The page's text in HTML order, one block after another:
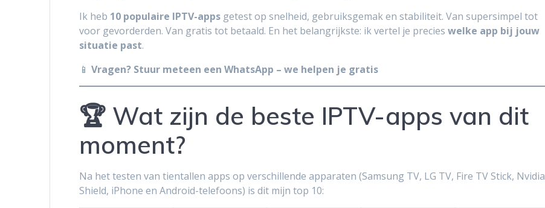
Ik heb 10 populaire IPTV-apps getest op snelheid, gebruiksgemak en stabiliteit. Van supersimpel tot
voor gevorderden. Van gratis tot betaald. En het belangrijkste: ik vertel je precieswelke app bij jouw
situatie past.
📱Vragen? Stuur meteen een WhatsApp – we helpen je gratis
🏆 Wat zijn de beste IPTV-apps van dit
moment?
Na het testen van tientallen apps op verschillende apparaten (Samsung TV, LG TV, Fire TV Stick, Nvidia
Shield, iPhone en Android-telefoons) is dit mijn top 10: